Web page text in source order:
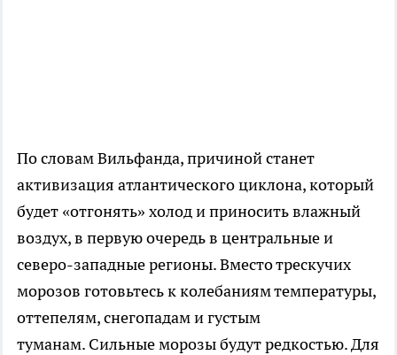
По словам Вильфанда, причиной станет
активизация атлантического циклона, который
будет «отгонять» холод и приносить влажный
воздух, в первую очередь в центральные и
северо-западные регионы. Вместо трескучих
морозов готовьтесь к колебаниям температуры,
оттепелям, снегопадам и густым
туманам. Сильные морозы будут редкостью. Для